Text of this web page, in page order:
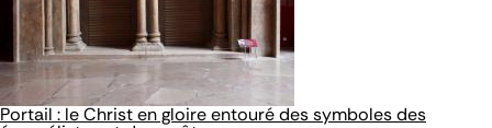
Portail : le Christ en gloire entouré des symboles des